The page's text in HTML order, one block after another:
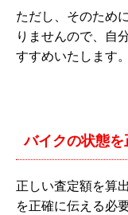
ただし、そのため
りませんので、自
すすめいたします。
バイクの状態
正しい査定額を算
を正確に伝える必